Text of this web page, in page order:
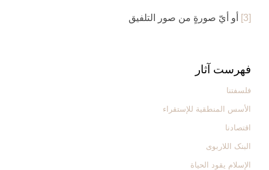
[3] أو أيّ صورةٍ من صور التلفيق
فهرست آثار
فلسفتنا
الأسس المنطقیة للإستقراء
اقتصادنا
البنک اللاربوی
الإسلام یقود الحیاة